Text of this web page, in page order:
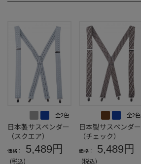
全2色
日本製サスペンダー
（スクエア）
価格： 5,489円
(税込)
全2色
日本製サスペンダー
（チェック）
価格： 5,489円
(税込)